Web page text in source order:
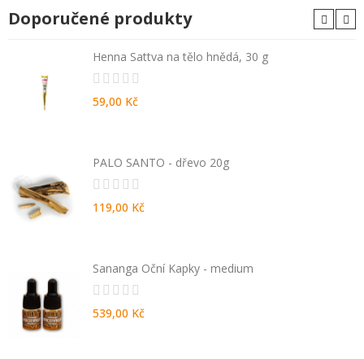
Doporučené produkty
Henna Sattva na tělo hnědá, 30 g
59,00 Kč
PALO SANTO - dřevo 20g
119,00 Kč
Sananga Oční Kapky - medium
539,00 Kč